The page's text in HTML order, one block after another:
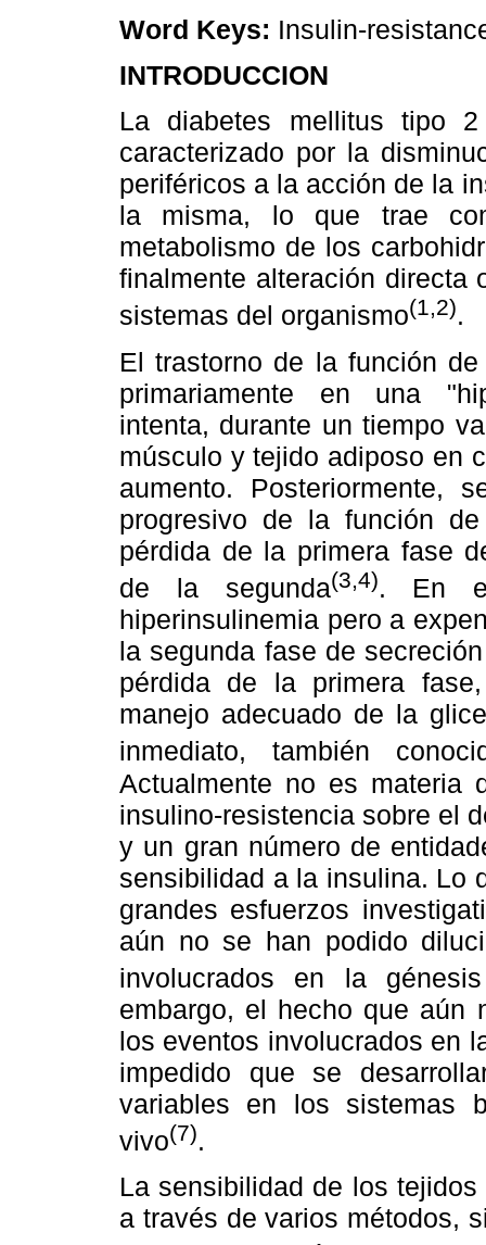
Word Keys: Insulin-
INTRODUCCION
La diabetes mellitus tipo
caracterizado por la
periféricos a la acción de la
la misma, lo que trae
metabolismo de los
finalmente alteración directa
sistemas del organismo(1,2).
El trastorno de la función
primariamente en una
intenta, durante un tiempo
músculo y tejido adiposo en
aumento. Posteriormente,
progresivo de la función
pérdida de la primera fase
de la segunda(3,4). En
hiperinsulinemia pero a
la segunda fase de
pérdida de la primera
manejo adecuado de la
inmediato, también
Actualmente no es materia
insulino-resistencia sobre el
y un gran número de
sensibilidad a la insulina. Lo
grandes esfuerzos
aún no se han podido
involucrados en la
embargo, el hecho que aún
los eventos involucrados en
impedido que se
variables en los sistemas
vivo(7).
La sensibilidad de los
a través de varios métodos,